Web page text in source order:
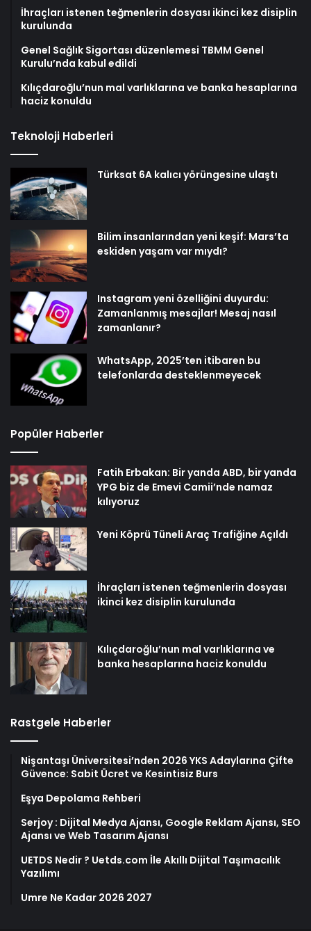
İhraçları istenen teğmenlerin dosyası ikinci kez disiplin
kurulunda
Genel Sağlık Sigortası düzenlemesi TBMM Genel
Kurulu’nda kabul edildi
Kılıçdaroğlu’nun mal varlıklarına ve banka hesaplarına
haciz konuldu
Teknoloji Haberleri
Türksat 6A kalıcı yörüngesine ulaştı
Bilim insanlarından yeni keşif: Mars’ta
eskiden yaşam var mıydı?
Instagram yeni özelliğini duyurdu:
Zamanlanmış mesajlar! Mesaj nasıl
zamanlanır?
WhatsApp, 2025’ten itibaren bu
telefonlarda desteklenmeyecek
Popüler Haberler
Fatih Erbakan: Bir yanda ABD, bir yanda
YPG biz de Emevi Camii’nde namaz
kılıyoruz
Yeni Köprü Tüneli Araç Trafiğine Açıldı
İhraçları istenen teğmenlerin dosyası
ikinci kez disiplin kurulunda
Kılıçdaroğlu’nun mal varlıklarına ve
banka hesaplarına haciz konuldu
Rastgele Haberler
Nişantaşı Üniversitesi’nden 2026 YKS Adaylarına Çifte
Güvence: Sabit Ücret ve Kesintisiz Burs
Eşya Depolama Rehberi
Serjoy : Dijital Medya Ajansı, Google Reklam Ajansı, SEO
Ajansı ve Web Tasarım Ajansı
UETDS Nedir ? Uetds.com İle Akıllı Dijital Taşımacılık
Yazılımı
Umre Ne Kadar 2026 2027